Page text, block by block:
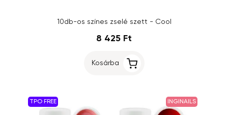
10db-os színes zselé szett - Cool
8 425 Ft
Kosárba
TPO FREE INGINAILS